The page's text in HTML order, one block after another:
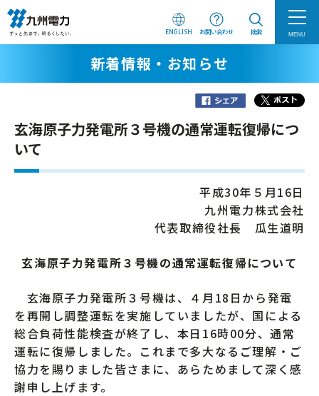
ENGLISH お問い合わせ 検索 MENU
新着情報・お知らせ
玄海原子力発電所３号機の通常運転復帰につ
いて
平成30年５月16日
九州電力株式会社
代表取締役社長 瓜生道明
玄海原子力発電所３号機の通常運転復帰について
玄海原子力発電所３号機は、４月18日から発電
を再開し調整運転を実施していましたが、国による
総合負荷性能検査が終了し、本日16時00分、通常
運転に復帰しました。これまで多大なるご理解・ご
協力を賜りました皆さまに、あらためまして深く感
謝申し上げます。